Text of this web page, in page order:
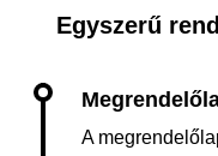
Egyszerű
A